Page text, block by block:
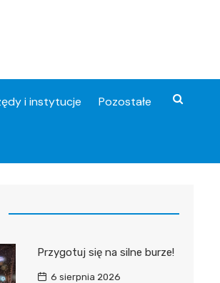
i instytucje Pozostałe
Przygotuj się na silne burze!
6 sierpnia 2026